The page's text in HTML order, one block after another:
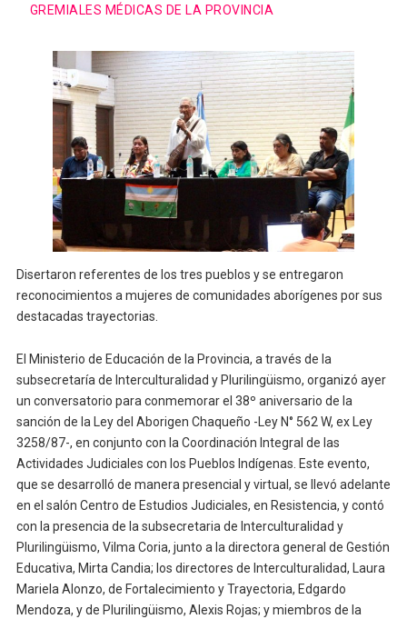
GREMIALES MÉDICAS DE LA PROVINCIA
Disertaron referentes de los tres pueblos y se entregaron
reconocimientos a mujeres de comunidades aborígenes por sus
destacadas trayectorias.
El Ministerio de Educación de la Provincia, a través de la
subsecretaría de Interculturalidad y Plurilingüismo, organizó ayer
un conversatorio para conmemorar el 38º aniversario de la
sanción de la Ley del Aborigen Chaqueño -Ley N° 562 W, ex Ley
3258/87-, en conjunto con la Coordinación Integral de las
Actividades Judiciales con los Pueblos Indígenas. Este evento,
que se desarrolló de manera presencial y virtual, se llevó adelante
en el salón Centro de Estudios Judiciales, en Resistencia, y contó
con la presencia de la subsecretaria de Interculturalidad y
Plurilingüismo, Vilma Coria, junto a la directora general de Gestión
Educativa, Mirta Candia; los directores de Interculturalidad, Laura
Mariela Alonzo, de Fortalecimiento y Trayectoria, Edgardo
Mendoza, y de Plurilingüismo, Alexis Rojas; y miembros de la